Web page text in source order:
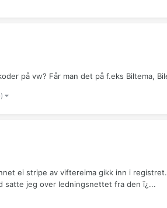
på vw? Får man det på f.eks Biltema,
ei stripe av viftereima gikk inn i
satte jeg over ledningsnettet fra den ï¿...